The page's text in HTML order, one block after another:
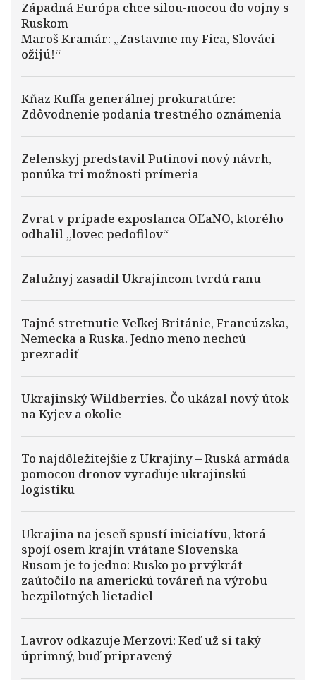
Západná Európa chce silou-mocou do vojny s
Ruskom
Maroš Kramár: „Zastavme my Fica, Slováci
ožijú!“
Kňaz Kuffa generálnej prokuratúre:
Zdôvodnenie podania trestného oznámenia
Zelenskyj predstavil Putinovi nový návrh,
ponúka tri možnosti prímeria
Zvrat v prípade exposlanca OĽaNO, ktorého
odhalil „lovec pedofilov“
Zalužnyj zasadil Ukrajincom tvrdú ranu
Tajné stretnutie Veľkej Británie, Francúzska,
Nemecka a Ruska. Jedno meno nechcú
prezradiť
Ukrajinský Wildberries. Čo ukázal nový útok
na Kyjev a okolie
To najdôležitejšie z Ukrajiny – Ruská armáda
pomocou dronov vyraďuje ukrajinskú
logistiku
Ukrajina na jeseň spustí iniciatívu, ktorá
spojí osem krajín vrátane Slovenska
Rusom je to jedno: Rusko po prvýkrát
zaútočilo na americkú továreň na výrobu
bezpilotných lietadiel
Lavrov odkazuje Merzovi: Keď už si taký
úprimný, buď pripravený